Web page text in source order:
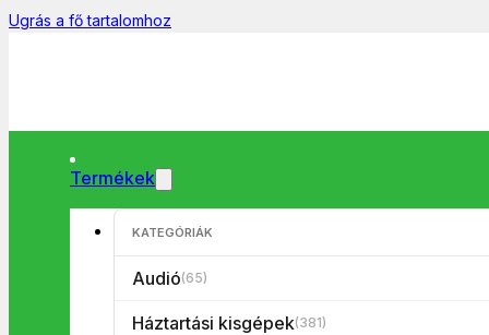
Ugrás a fő tartalomhoz
Termékek
KATEGÓRIÁK
Audió(65)
Háztartási kisgépek(381)